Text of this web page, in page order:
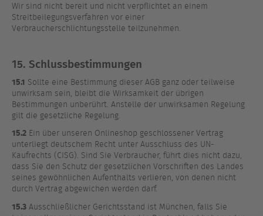
Wir sind nicht bereit und nicht verpflichtet an einem
Streitbeilegungsverfahren vor einer
Verbraucherschlichtungsstelle teilzunehmen.
15. Schlussbestimmungen
15.1 Sollte eine Bestimmung dieser AGB ganz oder teilweise
unwirksam sein, bleibt die Wirksamkeit der übrigen
Bestimmungen unberührt. Anstelle der unwirksamen Regelung
gilt die gesetzliche Regelung.
15.2 Ein über unseren Onlineshop geschlossener Vertrag
unterliegt deutschem Recht unter Ausschluss des UN-
Kaufrechts (CISG). Sind Sie Verbraucher, führt dies nicht dazu,
dass Sie den Schutz der gesetzlichen Vorschriften des Landes
seines gewöhnlichen Aufenthalts verlieren, von denen nicht
durch Vertrag abgewichen werden darf.
15.3 Ausschließlicher Gerichtsstand ist München, falls Sie